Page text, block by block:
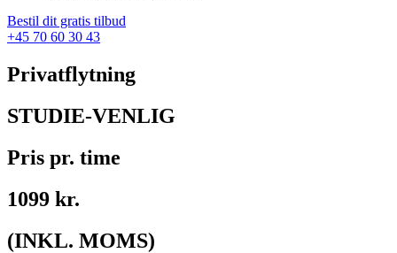
Bestil dit gratis tilbud
+45 70 60 30 43
Privatflytning
STUDIE-VENLIG
Pris pr. time
1099 kr.
(INKL. MOMS)